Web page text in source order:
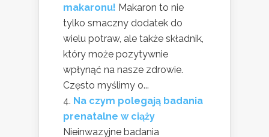
makaronu! Makaron to nie
tylko smaczny dodatek do
wielu potraw, ale także składnik,
który może pozytywnie
wpłynąć na nasze zdrowie.
Często myślimy o...
Na czym polegają badania
prenatalne w ciąży
Nieinwazyjne badania